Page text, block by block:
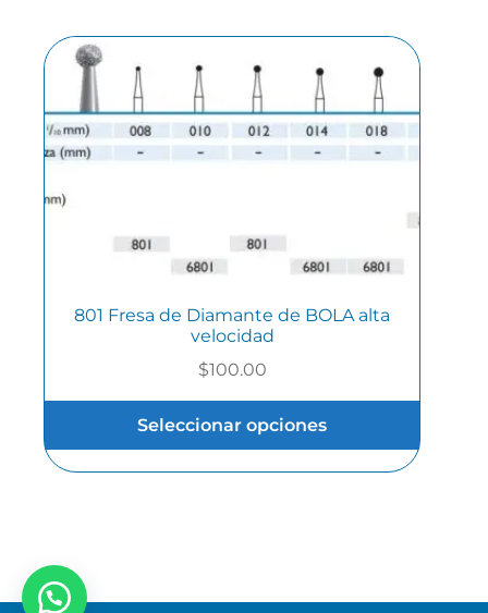
801 Fresa de Diamante de BOLA alta
velocidad
$100.00
Seleccionar opciones